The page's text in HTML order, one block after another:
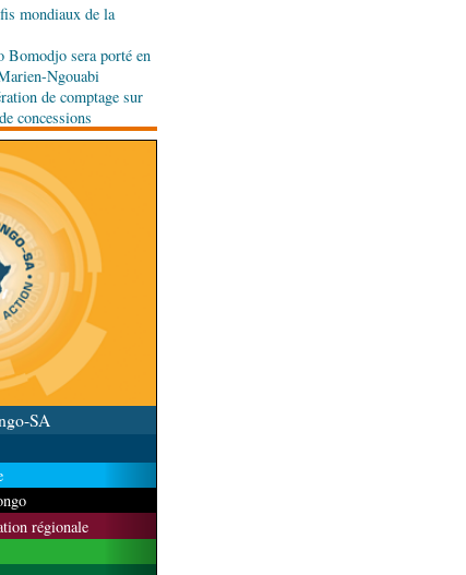
: la Banque
du corridor
mondiaux de la
sera porté en
Ngouabi
de comptage sur
concessions
SA
régionale